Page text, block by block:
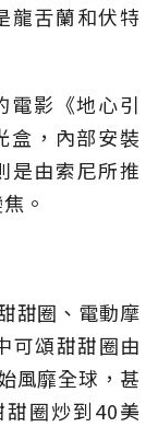
龍舌蘭和伏特
電影《地心引
盒，內部安裝
是由索尼所推
。
甜圈、電動摩
可頌甜甜圈由
風靡全球，甚
圈炒到40美